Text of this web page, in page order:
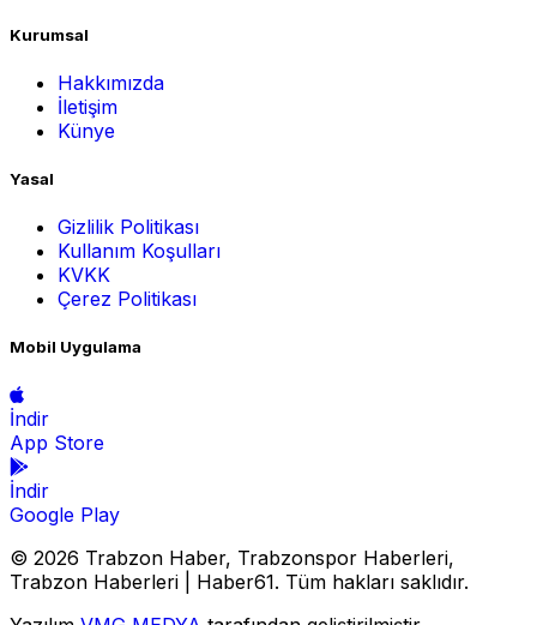
Kurumsal
Hakkımızda
İletişim
Künye
Yasal
Gizlilik Politikası
Kullanım Koşulları
KVKK
Çerez Politikası
Mobil Uygulama
İndir
App Store
İndir
Google Play
© 2026 Trabzon Haber, Trabzonspor Haberleri,
Trabzon Haberleri | Haber61. Tüm hakları saklıdır.